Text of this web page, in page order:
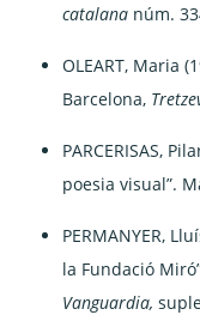
catalana núm.
OLEART, Maria
Barcelona,
PARCERISAS,
poesia visual”.
PERMANYER,
la Fundació
Vanguardia,